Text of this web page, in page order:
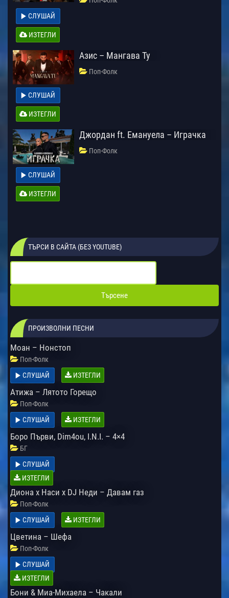
СЛУШАЙ
ИЗТЕГЛИ
Азис – Мангава Ту
Поп-Фолк
СЛУШАЙ
ИЗТЕГЛИ
Джордан ft. Емануела – Играчка
Поп-Фолк
СЛУШАЙ
ИЗТЕГЛИ
ТЪРСИ В САЙТА (БЕЗ YOUTUBE)
ПРОИЗВОЛНИ ПЕСНИ
Моан – Нонстоп
Поп-Фолк
СЛУШАЙ
ИЗТЕГЛИ
Атижа – Лятото Горещо
Поп-Фолк
СЛУШАЙ
ИЗТЕГЛИ
Боро Първи, Dim4ou, I.N.I. – 4×4
БГ
СЛУШАЙ
ИЗТЕГЛИ
Диона x Наси x DJ Неди – Давам газ
Поп-Фолк
СЛУШАЙ
ИЗТЕГЛИ
Цветина – Шефа
Поп-Фолк
СЛУШАЙ
ИЗТЕГЛИ
Бони & Миа-Михаела – Чакали